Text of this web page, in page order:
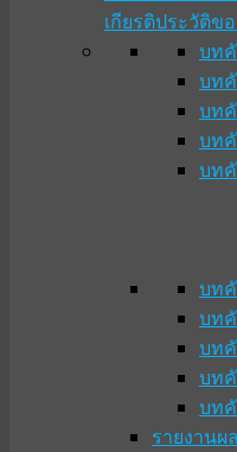
เกียรติประวัติข
บท
บท
บท
บท
บท
บท
บท
บท
บท
บท
รายงานผ